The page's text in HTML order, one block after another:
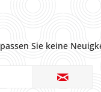
Sie keine